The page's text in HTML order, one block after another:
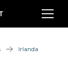
Irlanda